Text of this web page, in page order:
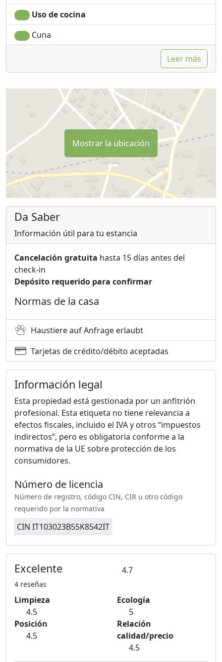
Uso de cocina
Cuna
Leer más
Mostrar la ubicación
Da Saber
Información útil para tu estancia
Cancelación gratuita hasta 15 días antes del
check-in
Depósito requerido para confirmar
Normas de la casa
Haustiere auf Anfrage erlaubt
Tarjetas de crédito/débito aceptadas
Información legal
Esta propiedad está gestionada por un anfitrión
profesional. Esta etiqueta no tiene relevancia a
efectos fiscales, incluido el IVA y otros “impuestos
indirectos”, pero es obligatoria conforme a la
normativa de la UE sobre protección de los
consumidores.
Número de licencia
Número de registro, código CIN, CIR u otro código
requerido por la normativa
CIN IT103023B5SK8542IT
Excelente 4.7
4 reseñas
Limpieza
4.5
Ecología
5
Posición
4.5
Relación
calidad/precio
4.5